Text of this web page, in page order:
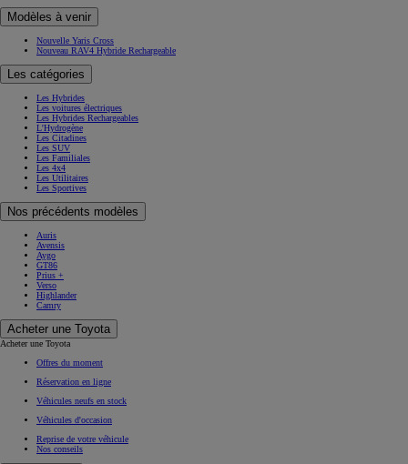
Modèles à venir
Nouvelle Yaris Cross
Nouveau RAV4 Hybride Rechargeable
Les catégories
Les Hybrides
Les voitures électriques
Les Hybrides Rechargeables
L'Hydrogène
Les Citadines
Les SUV
Les Familiales
Les 4x4
Les Utilitaires
Les Sportives
Nos précédents modèles
Auris
Avensis
Aygo
GT86
Prius +
Verso
Highlander
Camry
Acheter une Toyota
Acheter une Toyota
Offres du moment
Réservation en ligne
Véhicules neufs en stock
Véhicules d'occasion
Reprise de votre véhicule
Nos conseils